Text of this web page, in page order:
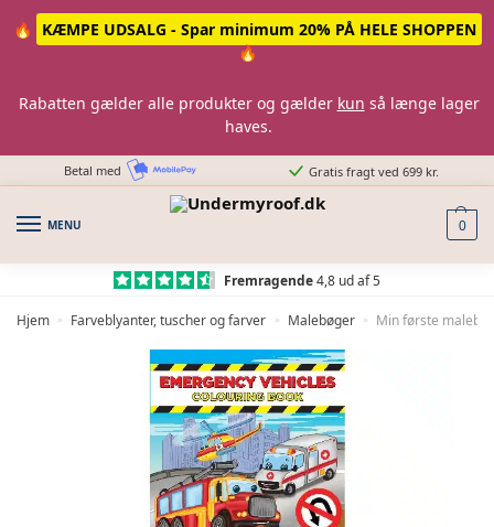
🔥
KÆMPE UDSALG - Spar minimum 20% PÅ HELE SHOPPEN
🔥
Rabatten gælder alle produkter og gælder kun så længe lager
haves.
Betal med Gratis fragt ved 699 kr.
MENU 0
Fremragende4,8 ud af 5
Hjem » Farveblyanter, tuscher og farver » Malebøger » Min første